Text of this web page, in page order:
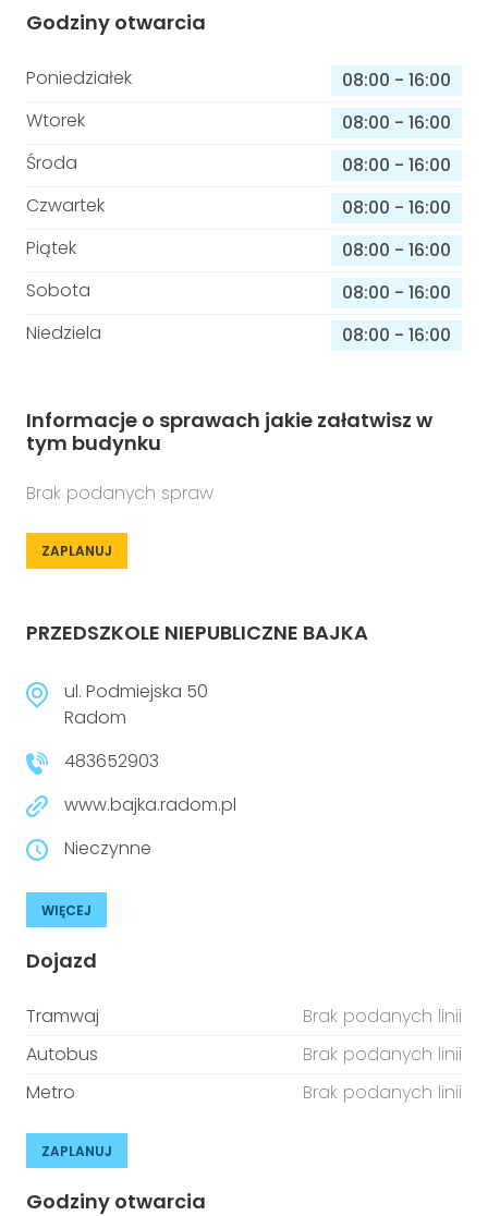
Godziny otwarcia
Poniedziałek 08:00 - 16:00
Wtorek
08:00 - 16:00
Środa
08:00 - 16:00
Czwartek
08:00 - 16:00
Piątek
08:00 - 16:00
Sobota
08:00 - 16:00
Niedziela
08:00 - 16:00
Informacje o sprawach jakie załatwisz w
tym budynku
Brak podanych spraw
ZAPLANUJ
PRZEDSZKOLE NIEPUBLICZNE BAJKA
ul. Podmiejska 50
Radom
483652903
www.bajka.radom.pl
Nieczynne
WIĘCEJ
Dojazd
Tramwaj
Brak podanych linii
Autobus
Brak podanych linii
Metro
Brak podanych linii
ZAPLANUJ
Godziny otwarcia